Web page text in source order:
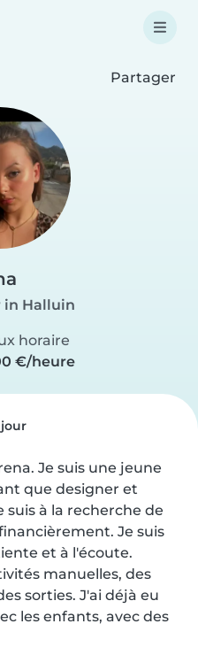
Partager
in Halluin
horaire
€/heure
jour
Je suis une jeune
que designer et
à la recherche de
Je suis
et à l'écoute.
manuelles, des
sorties. J'ai déjà eu
les enfants, avec des